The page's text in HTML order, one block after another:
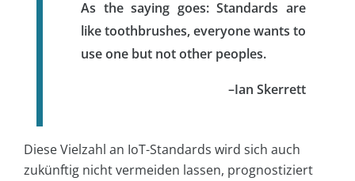
As the saying goes: Standards are
like toothbrushes, everyone wants to
use one but not other peoples.
–Ian Skerrett
Diese Vielzahl an IoT-Standards wird sich auch
zukünftig nicht vermeiden lassen, prognostiziert